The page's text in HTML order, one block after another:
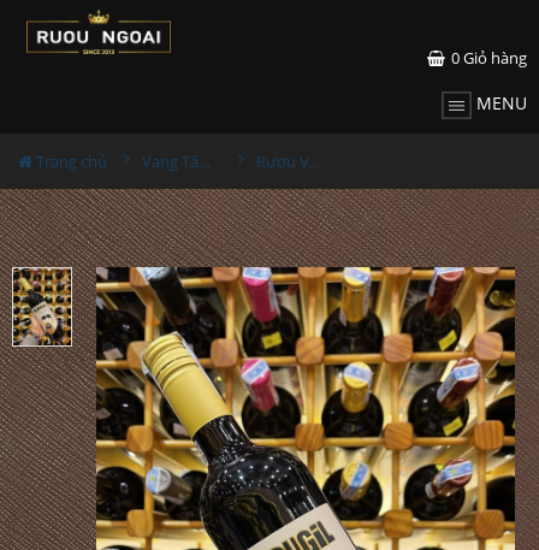
0Giỏ hàng
MENU
Trang chủ Vang Tây Ban Nha Rượu Vang Tây Ban Nha El Pugil Barrel Aged Vùng Toro